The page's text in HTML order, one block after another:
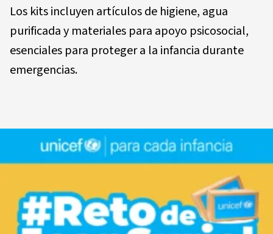
Los kits incluyen artículos de higiene, agua
purificada y materiales para apoyo psicosocial,
esenciales para proteger a la infancia durante
emergencias.